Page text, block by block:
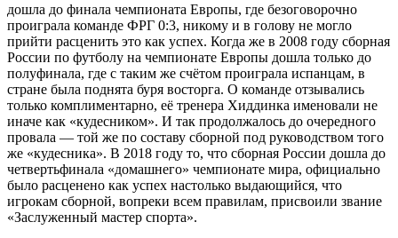
дошла до финала чемпионата Европы, где безоговорочно
проиграла команде ФРГ 0:3, никому и в голову не могло
прийти расценить это как успех. Когда же в 2008 году сборная
России по футболу на чемпионате Европы дошла только до
полуфинала, где с таким же счётом проиграла испанцам, в
стране была поднята буря восторга. О команде отзывались
только комплиментарно, её тренера Хиддинка именовали не
иначе как «кудесником». И так продолжалось до очередного
провала — той же по составу сборной под руководством того
же «кудесника». В 2018 году то, что сборная России дошла до
четвертьфинала «домашнего» чемпионате мира, официально
было расценено как успех настолько выдающийся, что
игрокам сборной, вопреки всем правилам, присвоили звание
«Заслуженный мастер спорта».